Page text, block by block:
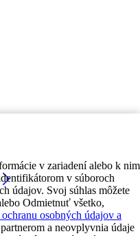
v zariadení alebo k nim
v súboroch
údajov. Svoj súhlas môžete
Odmietnuť všetko,
osobných údajov a
a neovplyvnia údaje